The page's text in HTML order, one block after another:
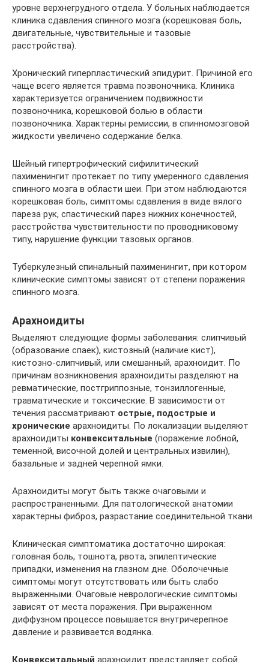
уровне верхнегрудного отдела. У больных наблюдается
клиника сдавления спинного мозга (корешковая боль,
двигательные, чувствительные и тазовые
расстройства).
Хронический гиперпластический эпидурит. Причиной его
чаще всего является травма позвоночника. Клиника
характеризуется ограничением подвижности
позвоночника, корешковой болью в области
позвоночника. Характерны ремиссии, в спинномозговой
жидкости увеличено содержание белка.
Шейный гипертрофический сифилитический
пахименингит протекает по типу умеренного сдавления
спинного мозга в области шеи. При этом наблюдаются
корешковая боль, симптомы сдавления в виде вялого
пареза рук, спастический парез нижних конечностей,
расстройства чувствительности по проводниковому
типу, нарушение функции тазовых органов.
Туберкулезный спинальный пахименингит, при котором
клинические симптомы зависят от степени поражения
спинного мозга.
Арахноидиты
Выделяют следующие формы заболевания: слипчивый
(образование спаек), кистозный (наличие кист),
кистозно-слипчивый, или смешанный, арахноидит. По
причинам возникновения арахноидиты разделяют на
ревматические, постгриппозные, тонзиллогенные,
травматические и токсические. В зависимости от
течения рассматривают острые, подострые и
хронические арахноидиты. По локализации выделяют
арахноидиты конвекситальные (поражение лобной,
теменной, височной долей и центральных извилин),
базальные и задней черепной ямки.
Арахноидиты могут быть также очаговыми и
распространенными. Для патологической анатомии
характерны фиброз, разрастание соединительной ткани.
Клиническая симптоматика достаточно широкая:
головная боль, тошнота, рвота, эпилептические
припадки, изменения на глазном дне. Оболочечные
симптомы могут отсутствовать или быть слабо
выраженными. Очаговые неврологические симптомы
зависят от места поражения. При выраженном
диффузном процессе повышается внутричерепное
давление и развивается водянка.
Конвекситальный арахноидит представляет собой